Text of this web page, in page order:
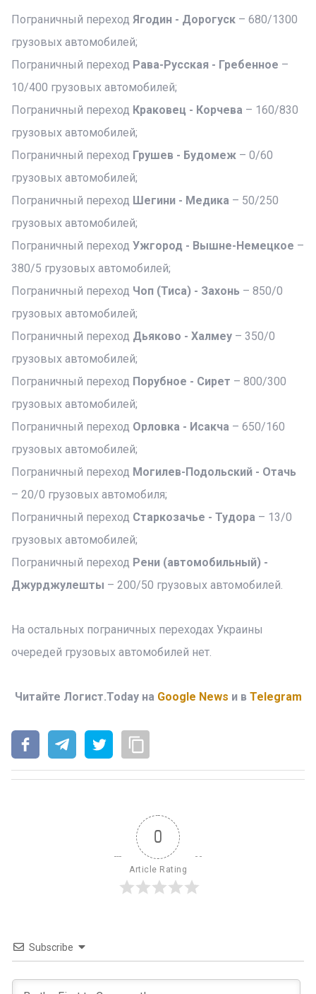
Пограничный переход Ягодин - Дорогуск – 680/1300
грузовых автомобилей;
Пограничный переход Рава-Русская - Гребенное –
10/400 грузовых автомобилей;
Пограничный переход Краковец - Корчева – 160/830
грузовых автомобилей;
Пограничный переход Грушев - Будомеж – 0/60
грузовых автомобилей;
Пограничный переход Шегини - Медика – 50/250
грузовых автомобилей;
Пограничный переход Ужгород - Вышне-Немецкое –
380/5 грузовых автомобилей;
Пограничный переход Чоп (Тиса) - Захонь – 850/0
грузовых автомобилей;
Пограничный переход Дьяково - Халмеу – 350/0
грузовых автомобилей;
Пограничный переход Порубное - Сирет – 800/300
грузовых автомобилей;
Пограничный переход Орловка - Исакча – 650/160
грузовых автомобилей;
Пограничный переход Могилев-Подольский - Отачь
– 20/0 грузовых автомобиля;
Пограничный переход Старкозачье - Тудора – 13/0
грузовых автомобилей;
Пограничный переход Рени (автомобильный) -
Джурджулешты – 200/50 грузовых автомобилей.
На остальных пограничных переходах Украины
очередей грузовых автомобилей нет.
Читайте Логист.Today на Google News и в Telegram
0
Article Rating
Subscribe